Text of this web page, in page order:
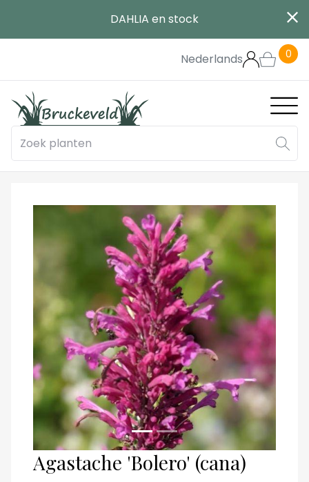
contenu
DAHLIA en stock
Nederlands 0
Main
Agastache 'Bolero' (cana)